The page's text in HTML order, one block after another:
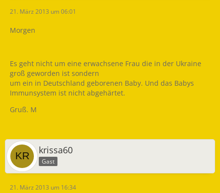
21. März 2013 um 06:01
Morgen
Es geht nicht um eine erwachsene Frau die in der Ukraine
groß geworden ist sondern
um ein in Deutschland geborenen Baby. Und das Babys
Immunsystem ist nicht abgehärtet.
Gruß. M
krissa60
Gast
21. März 2013 um 16:34